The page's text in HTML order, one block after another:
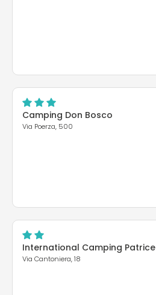
Camping Don Bosco
Via Poerza, 500
International Camping Patrice
Via Cantoniera, 18